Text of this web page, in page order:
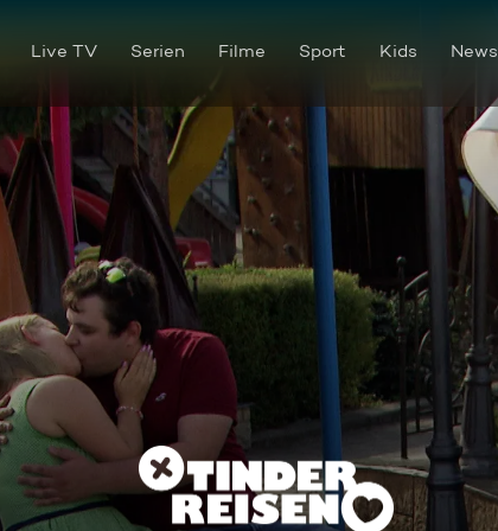
Live TV Serien Filme Sport Kids News
Es is afoch wonderful